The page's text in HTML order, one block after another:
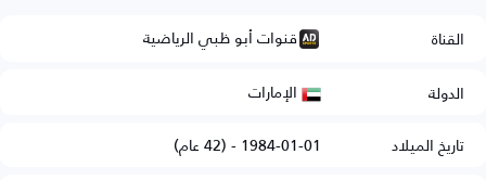
القناة
قنوات أبو ظبي الرياضية
الدولة
الإمارات
تاريخ الميلاد
1984-01-01 - (42 عام)